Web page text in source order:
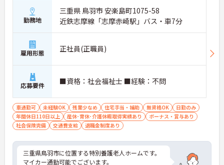
勤務地
三重県 鳥羽市 安楽島町1075-58
近鉄志摩線「志摩赤崎駅」バス・車7分
雇用形態 正社員(正職員)
応募要件 ■資格：社会福祉士 ■経験：不問
車通勤可 未経験OK 残業少なめ 住宅手当・補助 無資格OK
日勤のみ
年間休日110日以上
産休･育休･介護休暇取得実績あり
ボーナス・賞与あり
社会保険完備
交通費支給 退職金制度あり
三重県鳥羽市に位置する特別養護老人ホームです。
マイカー通勤可能でございます。